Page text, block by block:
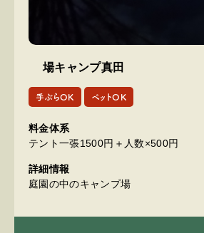
場キャンプ真田
手ぶらOK ペットOK
料金体系
テント一張1500円＋人数×500円
詳細情報
庭園の中のキャンプ場